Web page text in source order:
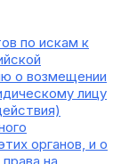
по искам к
о возмещении
лицу
органов, и о